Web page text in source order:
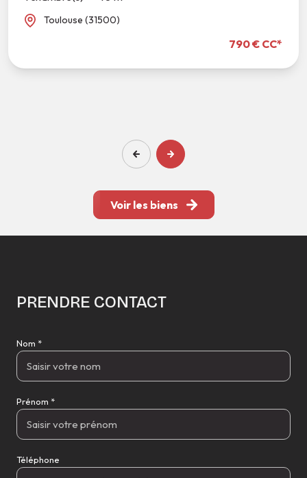
Toulouse (31500)
790 € CC*
Voir les biens
PRENDRE CONTACT
Nom *
Prénom *
Téléphone